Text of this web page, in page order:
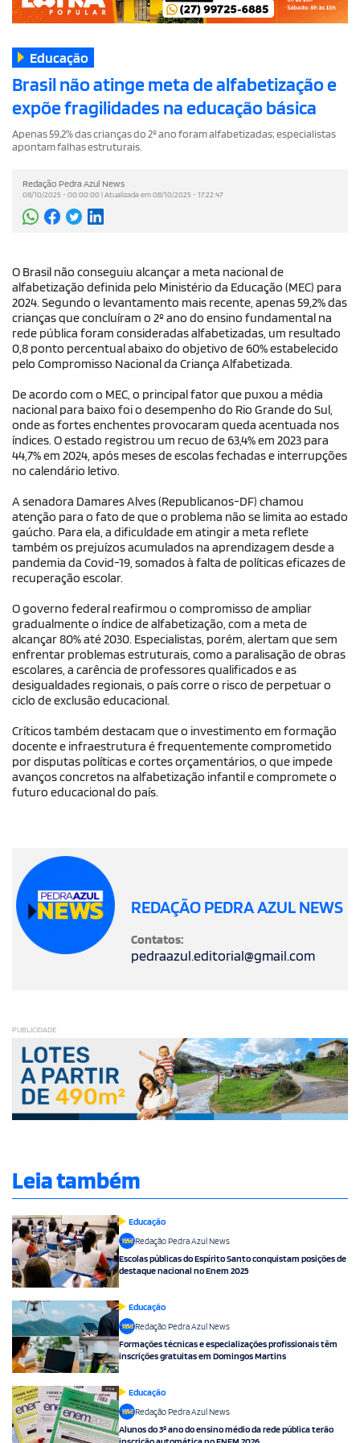
Educação
Brasil não atinge meta de alfabetização e
expõe fragilidades na educação básica
Apenas 59,2% das crianças do 2º ano foram alfabetizadas; especialistas
apontam falhas estruturais.
Redação Pedra Azul News
08/10/2025 - 00:00:00 | Atualizada em 08/10/2025 - 17:22:47
O Brasil não conseguiu alcançar a meta nacional de
alfabetização definida pelo Ministério da Educação (MEC) para
2024. Segundo o levantamento mais recente, apenas 59,2% das
crianças que concluíram o 2º ano do ensino fundamental na
rede pública foram consideradas alfabetizadas, um resultado
0,8 ponto percentual abaixo do objetivo de 60% estabelecido
pelo Compromisso Nacional da Criança Alfabetizada.
De acordo com o MEC, o principal fator que puxou a média
nacional para baixo foi o desempenho do Rio Grande do Sul,
onde as fortes enchentes provocaram queda acentuada nos
índices. O estado registrou um recuo de 63,4% em 2023 para
44,7% em 2024, após meses de escolas fechadas e interrupções
no calendário letivo.
A senadora Damares Alves (Republicanos-DF) chamou
atenção para o fato de que o problema não se limita ao estado
gaúcho. Para ela, a dificuldade em atingir a meta reflete
também os prejuízos acumulados na aprendizagem desde a
pandemia da Covid-19, somados à falta de políticas eficazes de
recuperação escolar.
O governo federal reafirmou o compromisso de ampliar
gradualmente o índice de alfabetização, com a meta de
alcançar 80% até 2030. Especialistas, porém, alertam que sem
enfrentar problemas estruturais, como a paralisação de obras
escolares, a carência de professores qualificados e as
desigualdades regionais, o país corre o risco de perpetuar o
ciclo de exclusão educacional.
Críticos também destacam que o investimento em formação
docente e infraestrutura é frequentemente comprometido
por disputas políticas e cortes orçamentários, o que impede
avanços concretos na alfabetização infantil e compromete o
futuro educacional do país.
REDAÇÃO PEDRA AZUL NEWS
Contatos:
pedraazul.editorial@gmail.com
PUBLICIDADE
Leia também
Educação
Redação Pedra Azul News
Escolas públicas do Espírito Santo conquistam posições de
destaque nacional no Enem 2025
Educação
Redação Pedra Azul News
Formações técnicas e especializações profissionais têm
inscrições gratuitas em Domingos Martins
Educação
Redação Pedra Azul News
Alunos do 3º ano do ensino médio da rede pública terão